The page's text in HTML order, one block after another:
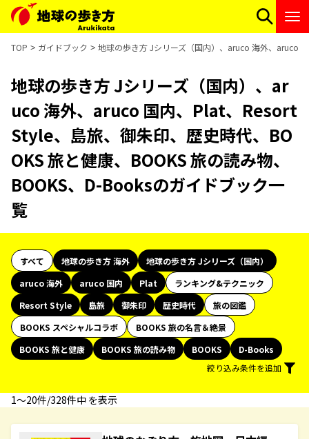
TOP ガイドブック 地球の歩き方 Jシリーズ（国内）、aruco 海外、aruco
地球の歩き方 Jシリーズ（国内）、ar
uco 海外、aruco 国内、Plat、Resort
Style、島旅、御朱印、歴史時代、BO
OKS 旅と健康、BOOKS 旅の読み物、
BOOKS、D-Booksのガイドブック一
覧
すべて 地球の歩き方 海外
地球の歩き方 Jシリーズ（国内）
aruco 海外
aruco 国内 Plat
ランキング&テクニック
Resort Style
島旅 御朱印 歴史時代
旅の図鑑
BOOKS スペシャルコラボ
BOOKS 旅の名言＆絶景
BOOKS 旅と健康
BOOKS 旅の読み物 BOOKS
D-Books
絞り込み条件を追加
1〜20件/328件中 を表示